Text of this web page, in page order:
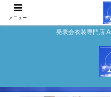
発表会衣装専門店
メニュー